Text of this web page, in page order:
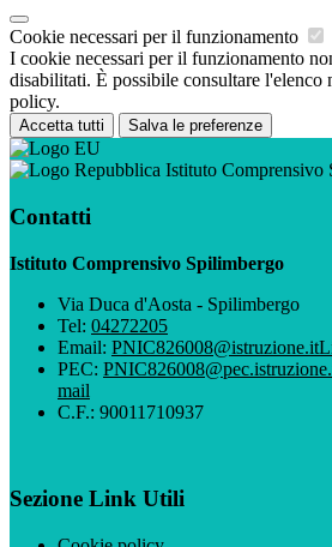
Cookie necessari per il funzionamento
I cookie necessari per il funzionamento
disabilitati. È possibile consultare l'elenco
policy.
Accetta tutti Salva le preferenze
Istituto Comprensivo
Contatti
Istituto Comprensivo Spilimbergo
Via Duca d'Aosta - Spilimbergo
Tel: 04272205
Email: PNIC826008@istruzione.it
PEC:
mail
C.F.: 90011710937
Sezione Link Utili